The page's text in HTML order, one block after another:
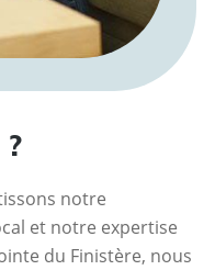
notre
et notre expertise
du Finistère, nous